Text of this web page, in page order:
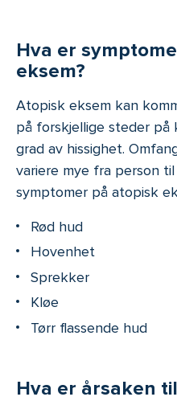
Hva er
eksem?
Atopisk eksem kan
på forskjellige steder på
grad av hissighet.
variere mye fra person
symptomer på atopisk
Rød hud
Hovenhet
Sprekker
Kløe
Tørr flassende hud
Hva er årsaken